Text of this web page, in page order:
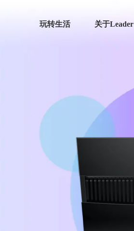
玩转生活 关于Leader